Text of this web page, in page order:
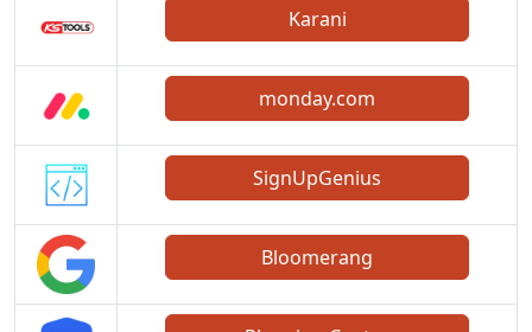
Karani
monday.com
SignUpGenius
Bloomerang